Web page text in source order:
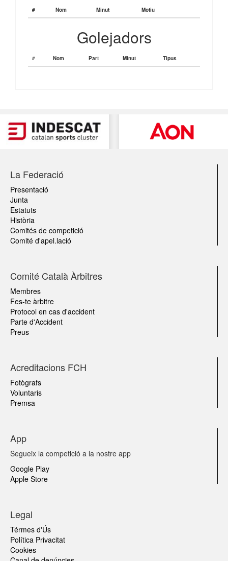
# Nom Minut Motiu
Golejadors
# Nom Part Minut Tipus
La Federació
Presentació
Junta
Estatuts
Història
Comités de competició
Comité d'apel.lació
Comité Català Àrbitres
Membres
Fes-te àrbitre
Protocol en cas d'accident
Parte d'Accident
Preus
Acreditacions FCH
Fotògrafs
Voluntaris
Premsa
App
Segueix la competició a la nostre app
Google Play
Apple Store
Legal
Térmes d'Ús
Política Privacitat
Cookies